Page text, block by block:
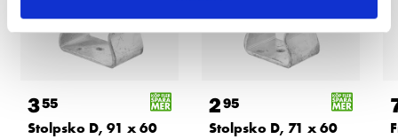
355
Stolpsko D, 91 x 60
295
Stolpsko D, 71 x 60